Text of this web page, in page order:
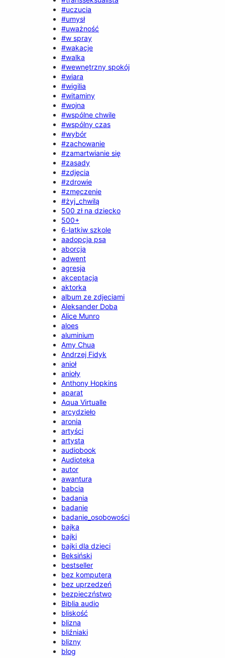
#uczucia
#umysł
#uważność
#w spray
#wakacje
#walka
#wewnętrzny spokój
#wiara
#wigilia
#witaminy
#wojna
#wspólne chwile
#wspólny czas
#wybór
#zachowanie
#zamartwianie się
#zasady
#zdjęcia
#zdrowie
#zmęczenie
#żyj_chwilą
500 zł na dziecko
500+
6-latkiw szkole
aadopcja psa
aborcja
adwent
agresja
akceptacja
aktorka
album ze zdjeciami
Aleksander Doba
Alice Munro
aloes
aluminium
Amy Chua
Andrzej Fidyk
anioł
anioły
Anthony Hopkins
aparat
Aqua Virtualle
arcydzieło
aronia
artyści
artysta
audiobook
Audioteka
autor
awantura
babcia
badania
badanie
badanie_osobowości
bajka
bajki
bajki dla dzieci
Beksiński
bestseller
bez komputera
bez uprzedzeń
bezpieczństwo
Biblia audio
bliskość
blizna
bliźniaki
blizny
blog